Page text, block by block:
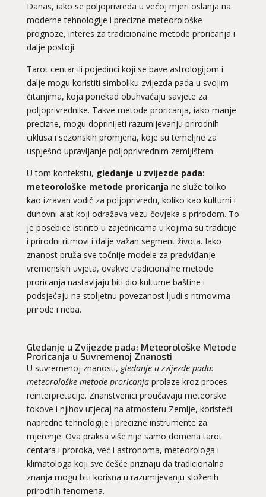
Danas, iako se poljoprivreda u većoj mjeri oslanja na
moderne tehnologije i precizne meteorološke
prognoze, interes za tradicionalne metode proricanja i
dalje postoji.
Tarot centar ili pojedinci koji se bave astrologijom i
dalje mogu koristiti simboliku zvijezda pada u svojim
čitanjima, koja ponekad obuhvaćaju savjete za
poljoprivrednike. Takve metode proricanja, iako manje
precizne, mogu doprinijeti razumijevanju prirodnih
ciklusa i sezonskih promjena, koje su temeljne za
uspješno upravljanje poljoprivrednim zemljištem.
U tom kontekstu, gledanje u zvijezde pada:
meteorološke metode proricanja ne služe toliko
kao izravan vodič za poljoprivredu, koliko kao kulturni i
duhovni alat koji odražava vezu čovjeka s prirodom. To
je posebice istinito u zajednicama u kojima su tradicije
i prirodni ritmovi i dalje važan segment života. Iako
znanost pruža sve točnije modele za predviđanje
vremenskih uvjeta, ovakve tradicionalne metode
proricanja nastavljaju biti dio kulturne baštine i
podsjećaju na stoljetnu povezanost ljudi s ritmovima
prirode i neba.
Gledanje u Zvijezde pada: Meteorološke Metode
Proricanja u Suvremenoj Znanosti
U suvremenoj znanosti, gledanje u zvijezde pada:
meteorološke metode proricanjaprolaze kroz proces
reinterpretacije. Znanstvenici proučavaju meteorske
tokove i njihov utjecaj na atmosferu Zemlje, koristeći
napredne tehnologije i precizne instrumente za
mjerenje. Ova praksa više nije samo domena tarot
centara i proroka, već i astronoma, meteorologa i
klimatologa koji sve češće priznaju da tradicionalna
znanja mogu biti korisna u razumijevanju složenih
prirodnih fenomena.